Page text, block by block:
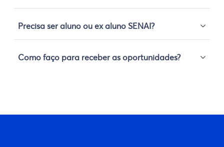
Precisa ser aluno ou ex aluno SENAI?
Como faço para receber as oportunidades?